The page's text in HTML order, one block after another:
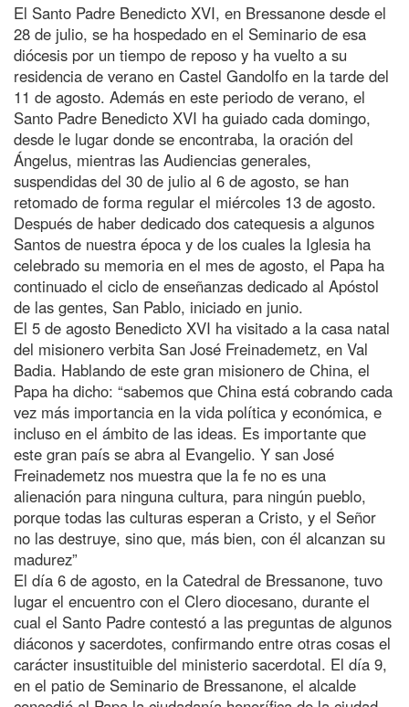
El Santo Padre Benedicto XVI, en Bressanone desde el
28 de julio, se ha hospedado en el Seminario de esa
diócesis por un tiempo de reposo y ha vuelto a su
residencia de verano en Castel Gandolfo en la tarde del
11 de agosto. Además en este periodo de verano, el
Santo Padre Benedicto XVI ha guiado cada domingo,
desde le lugar donde se encontraba, la oración del
Ángelus, mientras las Audiencias generales,
suspendidas del 30 de julio al 6 de agosto, se han
retomado de forma regular el miércoles 13 de agosto.
Después de haber dedicado dos catequesis a algunos
Santos de nuestra época y de los cuales la Iglesia ha
celebrado su memoria en el mes de agosto, el Papa ha
continuado el ciclo de enseñanzas dedicado al Apóstol
de las gentes, San Pablo, iniciado en junio.
El 5 de agosto Benedicto XVI ha visitado a la casa natal
del misionero verbita San José Freinademetz, en Val
Badia. Hablando de este gran misionero de China, el
Papa ha dicho: “sabemos que China está cobrando cada
vez más importancia en la vida política y económica, e
incluso en el ámbito de las ideas. Es importante que
este gran país se abra al Evangelio. Y san José
Freinademetz nos muestra que la fe no es una
alienación para ninguna cultura, para ningún pueblo,
porque todas las culturas esperan a Cristo, y el Señor
no las destruye, sino que, más bien, con él alcanzan su
madurez”
El día 6 de agosto, en la Catedral de Bressanone, tuvo
lugar el encuentro con el Clero diocesano, durante el
cual el Santo Padre contestó a las preguntas de algunos
diáconos y sacerdotes, confirmando entre otras cosas el
carácter insustituible del ministerio sacerdotal. El día 9,
en el patio de Seminario de Bressanone, el alcalde